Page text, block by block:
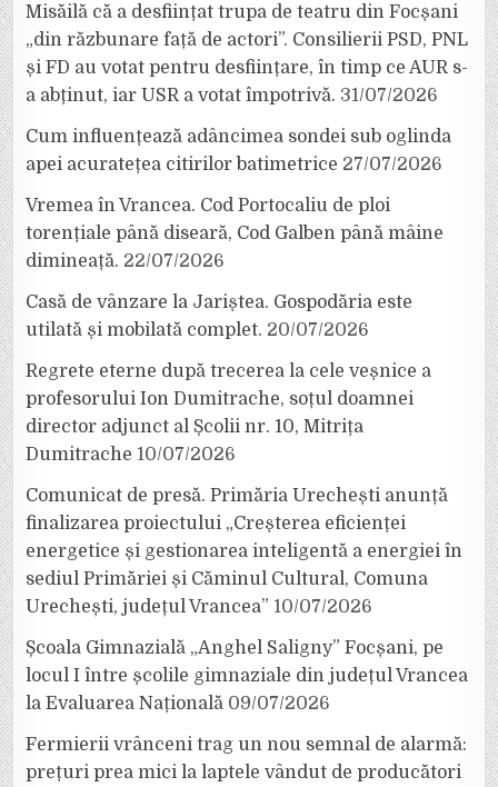
Misăilă că a desființat trupa de teatru din Focșani
„din răzbunare față de actori”. Consilierii PSD, PNL
și FD au votat pentru desființare, în timp ce AUR s-
a abținut, iar USR a votat împotrivă. 31/07/2026
Cum influențează adâncimea sondei sub oglinda
apei acuratețea citirilor batimetrice 27/07/2026
Vremea în Vrancea. Cod Portocaliu de ploi
torențiale până diseară, Cod Galben până mâine
dimineață. 22/07/2026
Casă de vânzare la Jariștea. Gospodăria este
utilată și mobilată complet. 20/07/2026
Regrete eterne după trecerea la cele veșnice a
profesorului Ion Dumitrache, soțul doamnei
director adjunct al Școlii nr. 10, Mitrița
Dumitrache 10/07/2026
Comunicat de presă. Primăria Urechești anunță
finalizarea proiectului „Creșterea eficienței
energetice și gestionarea inteligentă a energiei în
sediul Primăriei și Căminul Cultural, Comuna
Urechești, județul Vrancea” 10/07/2026
Școala Gimnazială „Anghel Saligny” Focșani, pe
locul I între școlile gimnaziale din județul Vrancea
la Evaluarea Națională 09/07/2026
Fermierii vrânceni trag un nou semnal de alarmă:
prețuri prea mici la laptele vândut de producători